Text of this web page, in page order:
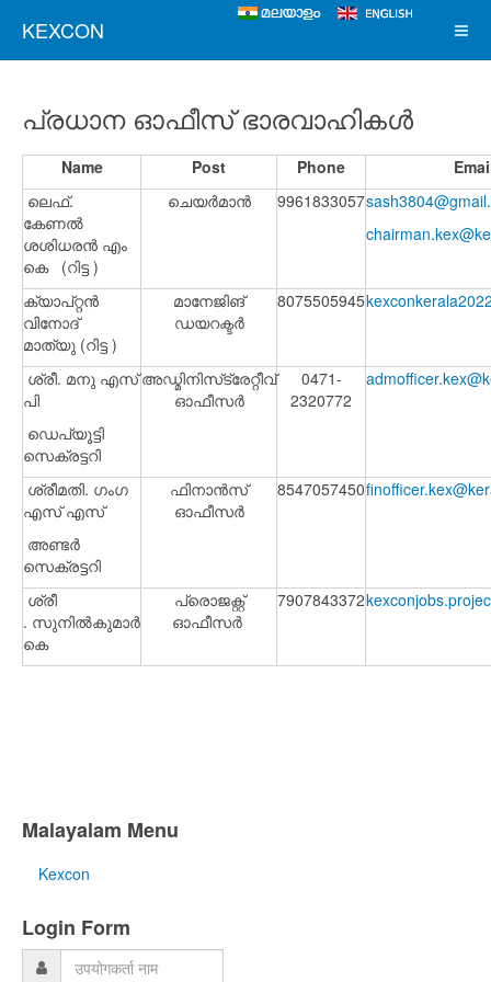
KEXCON
പ്രധാന ഓഫീസ് ഭാരവാഹികൾ
Name Post Phone
ലെഫ്.
കേണൽ
ശശിധരൻ എം
കെ (റിട്ട )
ചെയർമാൻ 9961833057
ക്യാപ്റ്റൻ
വിനോദ്
മാത്യു (റിട്ട )
മാനേജിങ്
ഡയറക്ടർ
8075505945
ശ്രീ. മനു എസ്
പി
ഡെപ്യൂട്ടി
സെക്രട്ടറി
അഡ്മിനിസ്‌ട്രേറ്റീവ്
ഓഫീസർ
0471-
2320772
ശ്രീമതി. ഗംഗ
എസ് എസ്
അണ്ടർ
സെക്രട്ടറി
ഫിനാൻസ്
ഓഫീസർ
8547057450
ശ്രീ
. സുനിൽകുമാർ
കെ
പ്രൊജക്റ്റ്
ഓഫീസർ
7907843372
Malayalam Menu
Kexcon
Login Form